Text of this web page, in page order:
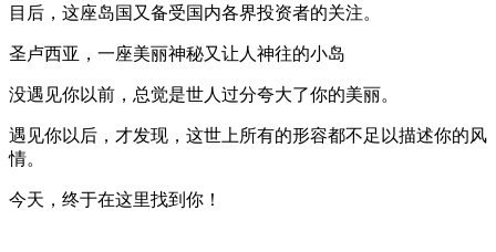
目后，这座岛国又备受国内各界投资者的关注。
圣卢西亚，一座美丽神秘又让人神往的小岛
没遇见你以前，总觉是世人过分夸大了你的美丽。
遇见你以后，才发现，这世上所有的形容都不足以描述你的风
情。
今天，终于在这里找到你！